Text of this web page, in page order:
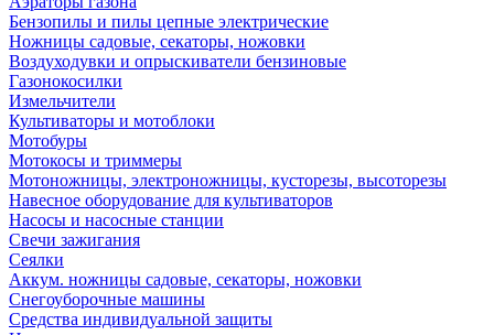
Бензопилы и пилы цепные электрические
Ножницы садовые, секаторы, ножовки
Воздуходувки и опрыскиватели бензиновые
Газонокосилки
Измельчители
Культиваторы и мотоблоки
Мотобуры
Мотокосы и триммеры
Мотоножницы, электроножницы, кусторезы, высоторезы
Навесное оборудование для культиваторов
Насосы и насосные станции
Свечи зажигания
Сеялки
Аккум. ножницы садовые, секаторы, ножовки
Снегоуборочные машины
Средства индивидуальной защиты